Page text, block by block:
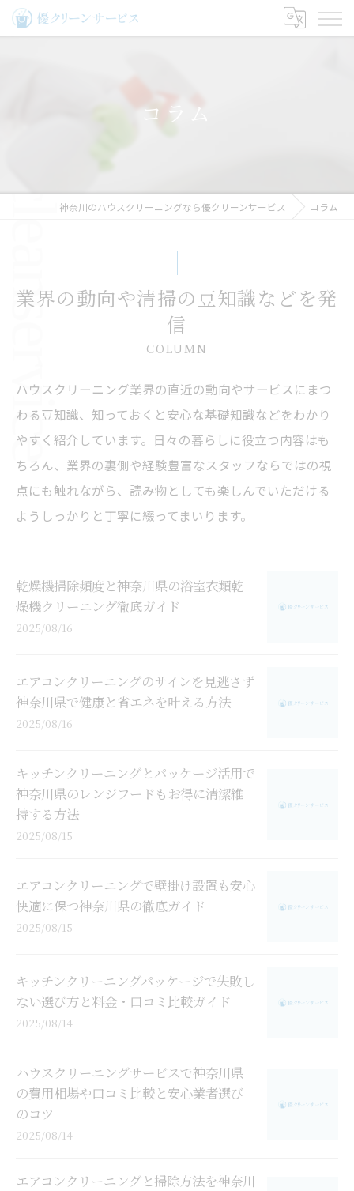
コラム
神奈川のハウスクリーニングなら優クリーンサービス コラム
業界の動向や清掃の豆知識などを発
信
COLUMN
ハウスクリーニング業界の直近の動向やサービスにまつ
わる豆知識、知っておくと安心な基礎知識などをわかり
やすく紹介しています。日々の暮らしに役立つ内容はも
ちろん、業界の裏側や経験豊富なスタッフならではの視
点にも触れながら、読み物としても楽しんでいただける
ようしっかりと丁寧に綴ってまいります。
乾燥機掃除頻度と神奈川県の浴室衣類乾
燥機クリーニング徹底ガイド
2025/08/16
エアコンクリーニングのサインを見逃さず
神奈川県で健康と省エネを叶える方法
2025/08/16
キッチンクリーニングとパッケージ活用で
神奈川県のレンジフードもお得に清潔維
持する方法
2025/08/15
エアコンクリーニングで壁掛け設置も安心
快適に保つ神奈川県の徹底ガイド
2025/08/15
キッチンクリーニングパッケージで失敗し
ない選び方と料金・口コミ比較ガイド
2025/08/14
ハウスクリーニングサービスで神奈川県
の費用相場や口コミ比較と安心業者選び
のコツ
2025/08/14
エアコンクリーニングと掃除方法を神奈川